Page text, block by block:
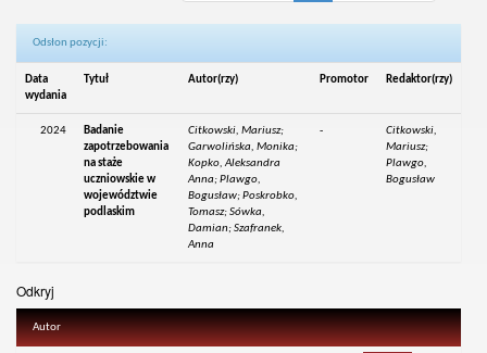
Odsłon pozycji:
Data
wydania
Tytuł Autor(rzy) Promotor Redaktor(rzy)
2024
Badanie
zapotrzebowania
na staże
uczniowskie w
województwie
podlaskim
Citkowski, Mariusz;
Garwolińska, Monika;
Kopko, Aleksandra
Anna; Plawgo,
Bogusław; Poskrobko,
Tomasz; Sówka,
Damian; Szafranek,
Anna
-
Citkowski,
Mariusz;
Plawgo,
Bogusław
Odkryj
Autor